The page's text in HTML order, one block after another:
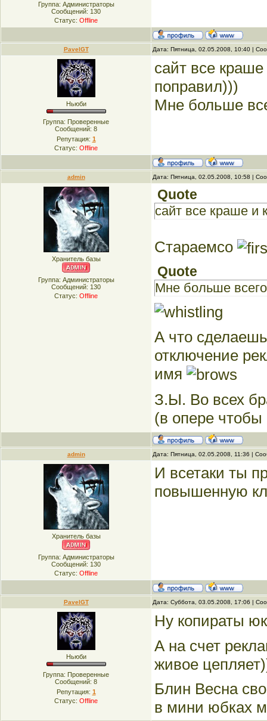
Группа: Администраторы
Сообщений: 130
Статус: Offline
PavelGT Дата: Пятница, 02.05.2008, 10:40 |
Ньюби
Группа: Проверенные
Сообщений: 8
Репутация: 1
Статус: Offline
сайт все
поправил)))
Мне больше
admin Дата: Пятница, 02.05.2008, 10:58 |
Хранитель базы
Группа: Администраторы
Сообщений: 130
Статус: Offline
Quote
сайт все краше и
Стараемсо
Quote
Мне больше всего
А что
отключение
имя
З.Ы. Во всех
(в опере
admin Дата: Пятница, 02.05.2008, 11:36 |
Хранитель базы
Группа: Администраторы
Сообщений: 130
Статус: Offline
И всетаки ты
повышенную
PavelGT Дата: Суббота, 03.05.2008, 17:06 |
Ньюби
Группа: Проверенные
Сообщений: 8
Репутация: 1
Статус: Offline
Ну копираты
А на счет
живое
Блин Весна
в мини юбках